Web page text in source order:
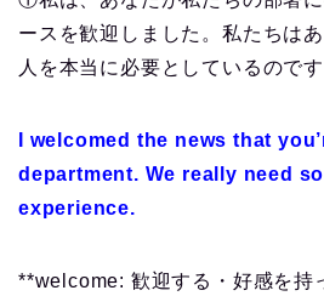
ースを歓迎しました。私たちは
人を本当に必要としているのです
I welcomed the news that
department. We really need
experience.
**welcome: 歓迎する・好感を持